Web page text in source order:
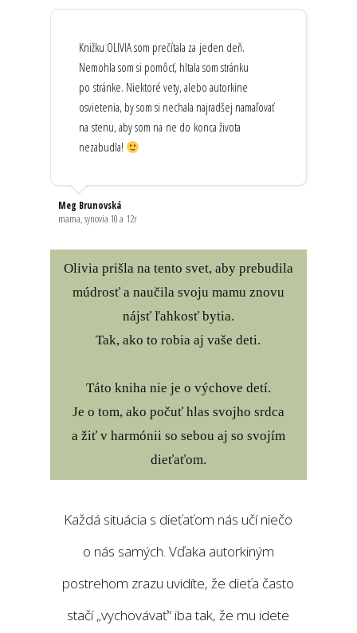
Knižku OLIVIA som prečítala za jeden deň.
Nemohla som si pomôcť, hltala som stránku
po stránke. Niektoré vety, alebo autorkine
osvietenia, by som si nechala najradšej namaľovať
na stenu, aby som na ne do konca života
nezabudla!
Meg Brunovská
mama, synovia 10 a 12r
Olivia prišla na tento svet, aby prebudila
múdrosť a naučila svoju mamu znovu
nájsť ľahkosť bytia.
Tak, ako to robia aj vaše deti.
Táto kniha nie je o výchove detí.
Je o tom, ako počuť hlas svojho srdca
a žiť v harmónii so sebou aj so svojím
dieťaťom.
Každá situácia s dieťaťom nás učí niečo
o nás samých. Vďaka autorkiným
postrehom zrazu uvidíte, že dieťa často
stačí „vychovávať“ iba tak, že mu idete